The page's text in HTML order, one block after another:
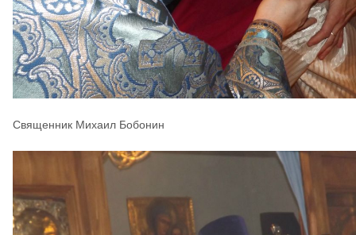
Священник Михаил Бобонин